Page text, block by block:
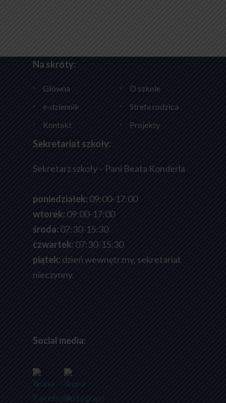
Na skróty:
Główna
O szkole
e-dziennik
Strefa rodzica
Kontakt
Projekty
Sekretariat szkoły:
Sekretarz szkoły – Pani Beata Konderla
poniedziałek: 09:00-17:00
wtorek:09:00-17:00
środa:07:30-15:30
czwartek:07:30-15:30
piątek: dzień wewnętrzny, sekretariat
nieczynny.
Social media: